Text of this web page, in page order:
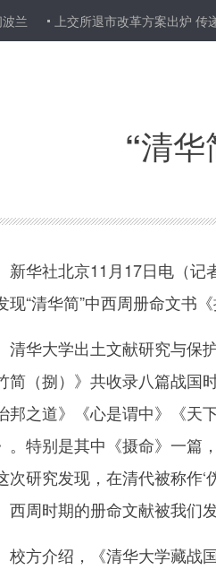
上交所退市改革方案出炉 传递重大违
“清
华社北京11月17日电（记
现“清华简”中西周册命文书
华大学出土文献研究与保护
简（捌）》共收录八篇战国
邦之道》《心是谓中》《
。特别是其中《摄命》一篇
次研究发现，在清代被称作
西周时期的册命文献被我们
方介绍，《清华大学藏战国